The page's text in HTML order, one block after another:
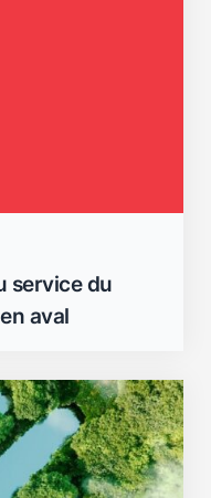
service du
aval